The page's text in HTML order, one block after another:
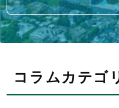
コラムカテゴ